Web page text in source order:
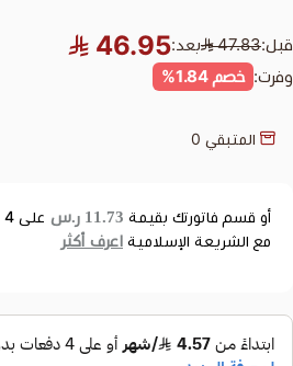
قبل:47.83 بعد:46.95
وفرت: خصم 1.84%
المتبقي 0
أو قسم فاتورتك بقيمة 11.73 ر.س على 4
مع الشريعة الإسلامية اعرف أكثر